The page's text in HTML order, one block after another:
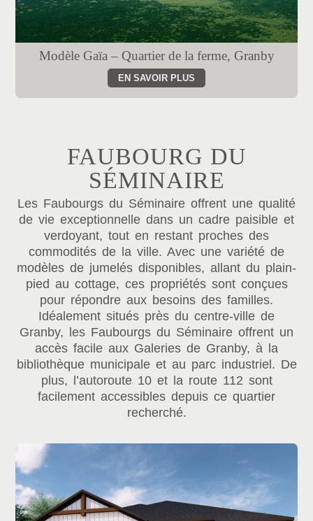
Modèle Gaïa – Quartier de la ferme, Granby
EN SAVOIR PLUS
FAUBOURG DU
SÉMINAIRE
Les Faubourgs du Séminaire offrent une qualité
de vie exceptionnelle dans un cadre paisible et
verdoyant, tout en restant proches des
commodités de la ville. Avec une variété de
modèles de jumelés disponibles, allant du plain-
pied au cottage, ces propriétés sont conçues
pour répondre aux besoins des familles.
Idéalement situés près du centre-ville de
Granby, les Faubourgs du Séminaire offrent un
accès facile aux Galeries de Granby, à la
bibliothèque municipale et au parc industriel. De
plus, l’autoroute 10 et la route 112 sont
facilement accessibles depuis ce quartier
recherché.